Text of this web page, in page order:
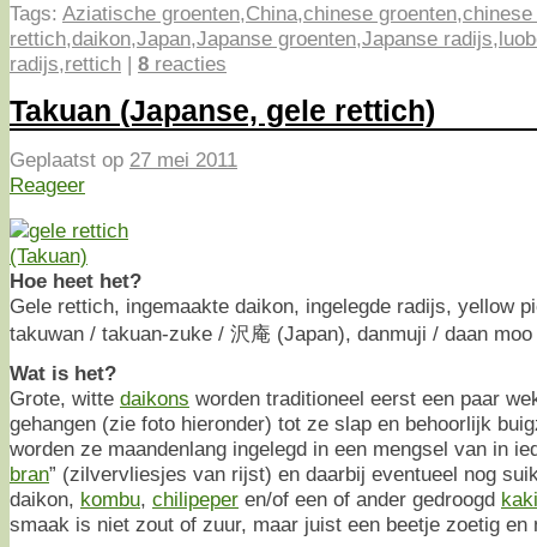
Tags: Aziatische groenten,China,chinese groenten,
rettich,daikon,Japan,Japanse groenten,Japanse radijs,
radijs,rettich | 8 reacties
Takuan (Japanse, gele rettich)
Geplaatst op 27 mei 2011
Reageer
Hoe heet het?
Gele rettich, ingemaakte daikon, ingelegde radijs, yellow
takuwan / takuan-zuke / 沢庵 (Japan), danmuji / daan
Wat is het?
Grote, witte daikons worden traditioneel eerst een paar
gehangen (zie foto hieronder) tot ze slap en behoorlijk
worden ze maandenlang ingelegd in een mengsel van in
bran” (zilvervliesjes van rijst) en daarbij eventueel nog
daikon, kombu, chilipeper en/of een of ander gedroogd kaki
smaak is niet zout of zuur, maar juist een beetje zoetig en